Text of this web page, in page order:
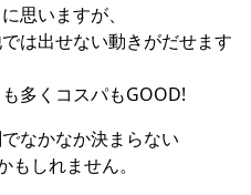
思いますが、
は出せない動きがだせます
多くコスパもGOOD!
なかなか決まらない
しれません。